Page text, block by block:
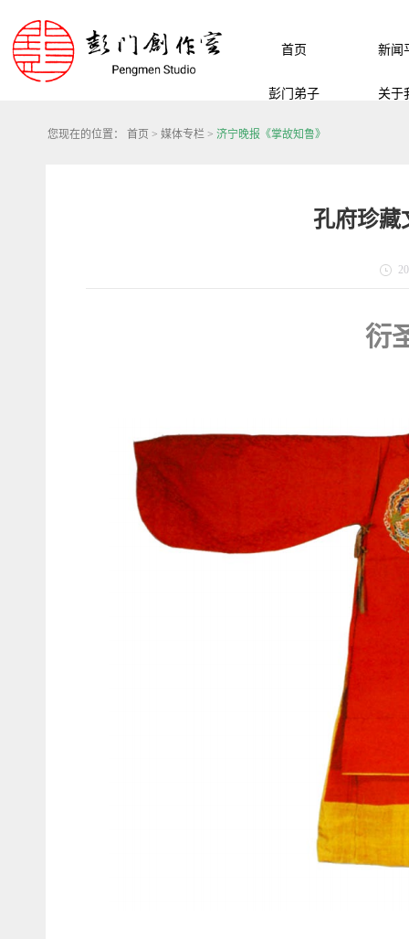
首页 新闻
彭门弟子 关于
您现在的位置： 首页 > 媒体专栏 > 济宁晚报《掌故知鲁》
孔府珍藏
衍